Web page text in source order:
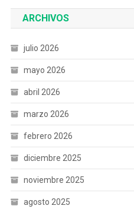
ARCHIVOS
julio 2026
mayo 2026
abril 2026
marzo 2026
febrero 2026
diciembre 2025
noviembre 2025
agosto 2025